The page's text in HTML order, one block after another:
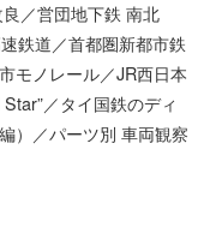
／営団地下鉄 南北
鉄道／首都圏新都市鉄
モノレール／JR西日本
／タイ国鉄のディ
）／パーツ別 車両観察